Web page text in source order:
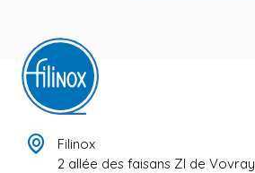
Filinox
2 allée des faisans ZI de Vovray